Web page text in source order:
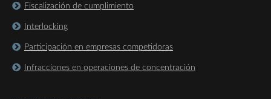
Fiscalización de cumplimiento
Interlocking
Participación en empresas competidoras
Infracciones en operaciones de concentración